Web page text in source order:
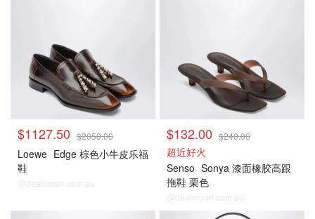
$1127.50 $2050.00
Loewe Edge 棕色小牛皮乐福
鞋
@dealmoon.com.au
$132.00 $240.00
超近好火
Senso Sonya 漆面橡胶高跟
拖鞋 栗色
@dealmoon.com.au